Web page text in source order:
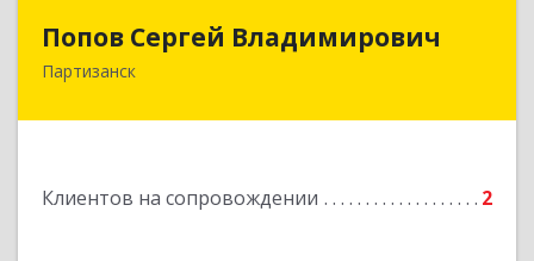
Попов Сергей Владимирович
Партизанск
Клиентов на сопровождении 2
Попов Сергей Владимирович
692922, Приморский край, г. Находка, ул.